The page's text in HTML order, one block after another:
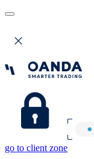
go to client zone